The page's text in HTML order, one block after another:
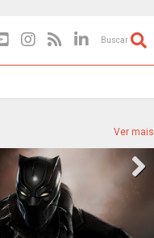
Buscar
Ver mais